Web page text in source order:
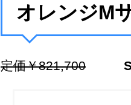
オレンジM
定価￥821,700